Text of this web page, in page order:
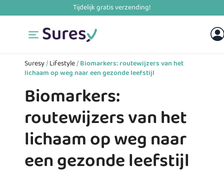
to
content
Suresy/Lifestyle/Biomarkers: routewijzers van het
lichaam op weg naar een gezonde leefstijl
Biomarkers:
routewijzers van het
lichaam op weg naar
een gezonde leefstijl